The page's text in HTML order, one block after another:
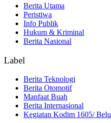
Berita Utama
Peristiwa
Info Publik
Hukum & Kriminal
Berita Nasional
Label
Berita Teknologi
Berita Otomotif
Manfaat Buah
Berita Internasional
Kegiatan Kodim 1605/ Belu